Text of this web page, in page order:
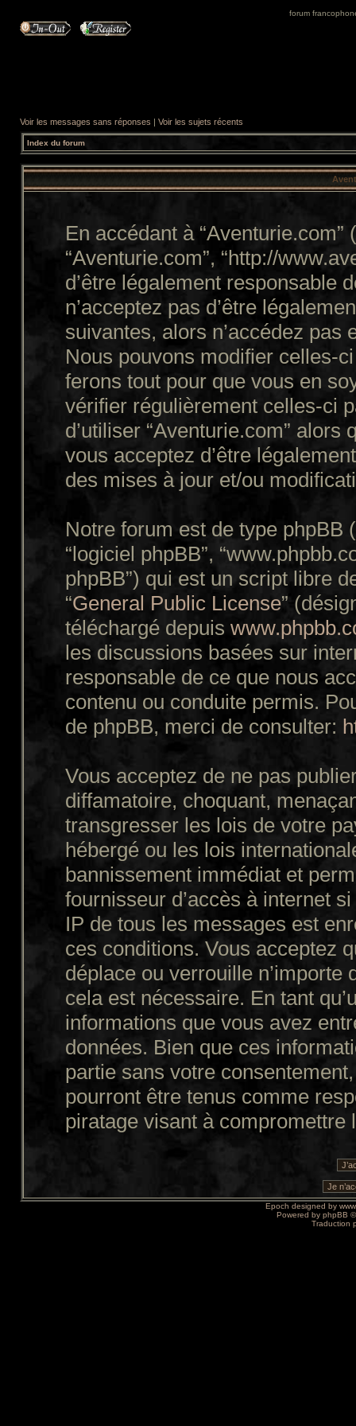
forum
Voir les messages sans réponses | Voir les sujets récents
Index du forum
En accédant à “Aventurie.com”
“Aventurie.com”, “http://
d’être légalement responsable
n’acceptez pas d’être
suivantes, alors n’accédez pas
Nous pouvons modifier celles-
ferons tout pour que vous en
vérifier régulièrement celles-ci
d’utiliser “Aventurie.com”
vous acceptez d’être
des mises à jour et/ou
Notre forum est de type phpBB
“logiciel phpBB”,
phpBB”) qui est un script libre
“General Public License”
téléchargé depuis
les discussions basées sur
responsable de ce que nous
contenu ou conduite permis.
de phpBB, merci de consulter:
Vous acceptez de ne pas
diffamatoire, choquant,
transgresser les lois de votre
hébergé ou les lois
bannissement immédiat et
fournisseur d’accès à internet
IP de tous les messages est
ces conditions. Vous acceptez
déplace ou verrouille
cela est nécessaire. En tant
informations que vous avez
données. Bien que ces
partie sans votre
pourront être tenus comme
piratage visant à compromettre
Epoch designed by
Powered by phpBB
Traduction